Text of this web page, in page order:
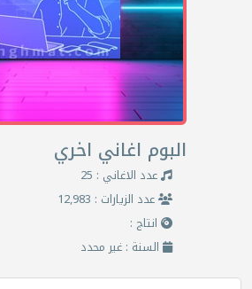
البوم اغاني اخري
عدد الاغاني : 25
عدد الزيارات : 12,983
انتاج :
السنة : غير محدد